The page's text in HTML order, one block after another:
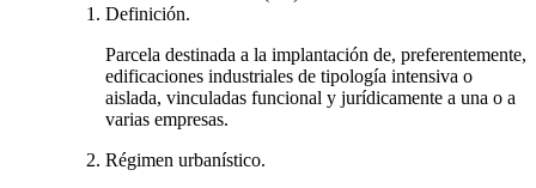
Definición.
Parcela destinada a la implantación de, preferentemente,
edificaciones industriales de tipología intensiva o
aislada, vinculadas funcional y jurídicamente a una o a
varias empresas.
Régimen urbanístico.